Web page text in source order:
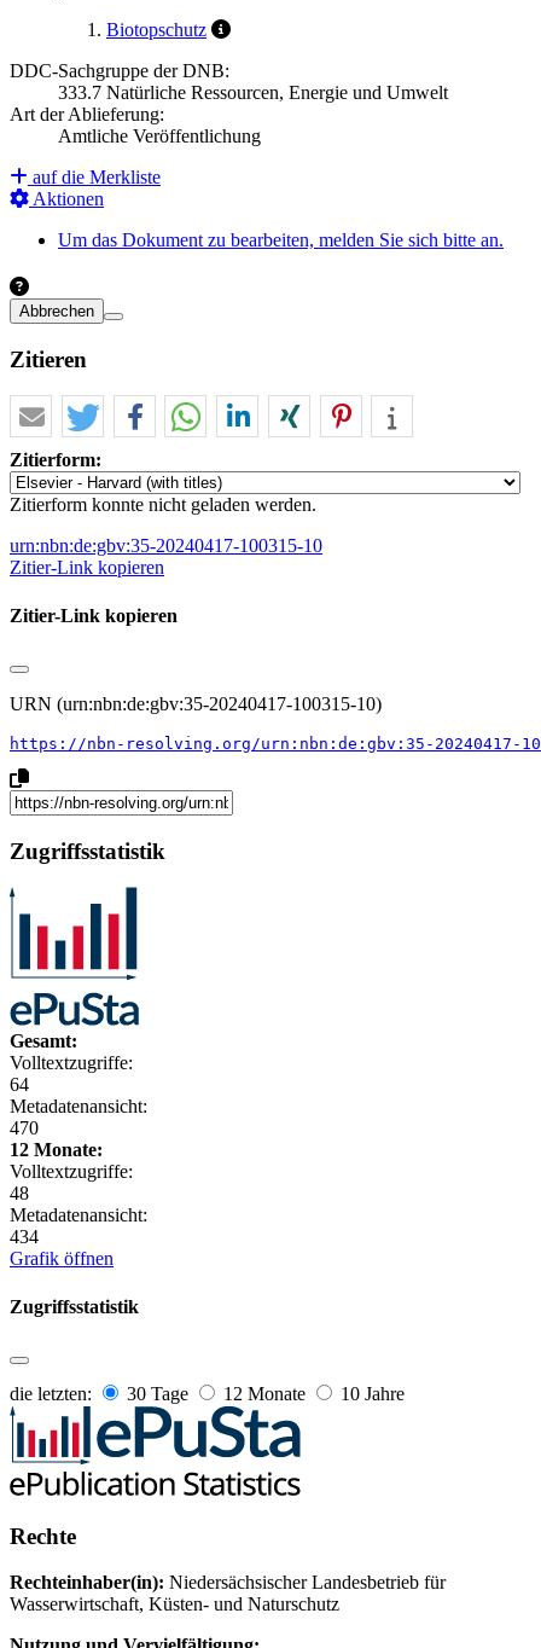
Biotopschutz
DDC-Sachgruppe der DNB:
333.7 Natürliche Ressourcen, Energie und Umwelt
Art der Ablieferung:
Amtliche Veröffentlichung
auf die Merkliste
Aktionen
Um das Dokument zu bearbeiten, melden Sie sich bitte an.
Abbrechen
Zitieren
Zitierform:
Zitierform konnte nicht geladen werden.
urn:nbn:de:gbv:35-20240417-100315-10
Zitier-Link kopieren
Zitier-Link kopieren
URN (urn:nbn:de:gbv:35-20240417-100315-10)
https://nbn-resolving.org/urn:nbn:de:gbv:35-20240417-
Zugriffsstatistik
Gesamt:
Volltextzugriffe:
64
Metadatenansicht:
470
12 Monate:
Volltextzugriffe:
48
Metadatenansicht:
434
Grafik öffnen
Zugriffsstatistik
die letzten: 30 Tage 12 Monate 10 Jahre
Rechte
Rechteinhaber(in): Niedersächsischer Landesbetrieb für
Wasserwirtschaft, Küsten- und Naturschutz